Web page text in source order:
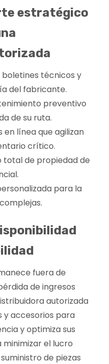
estratégico
técnicos y
del fabricante.
preventivo
de su ruta.
en línea que agilizan
crítico.
total de propiedad de
para la
fuera de
de ingresos
autorizada
y accesorios para
y optimiza sus
el lucro
de piezas